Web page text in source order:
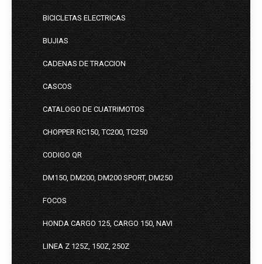
BICICLETAS ELECTRICAS
BUJIAS
CADENAS DE TRACCION
CASCOS
CATALOGO DE CUATRIMOTOS
CHOPPER RC150, TC200, TC250
CODIGO QR
DM150, DM200, DM200 SPORT, DM250
FOCOS
HONDA CARGO 125, CARGO 150, NAVI
LINEA Z 125Z, 150Z, 250Z